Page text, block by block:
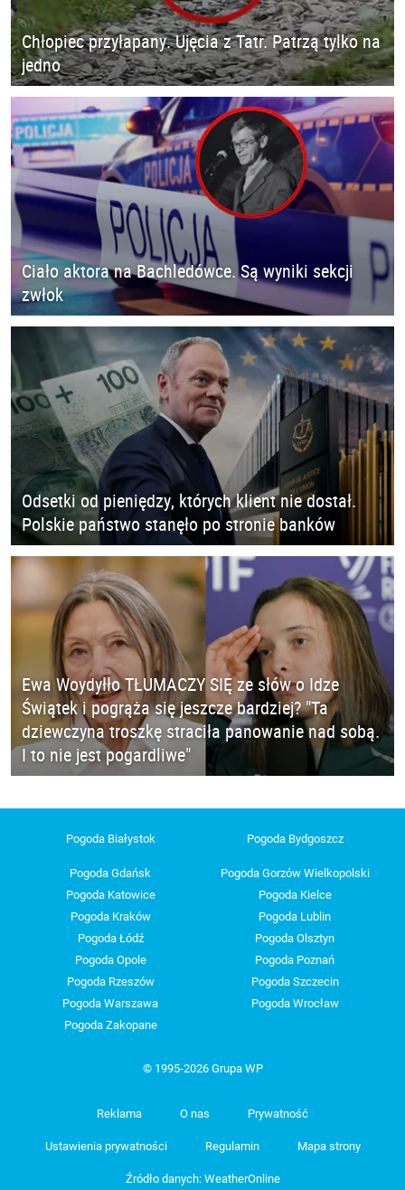
Chłopiec przyłapany. Ujęcia z Tatr. Patrzą tylko na
jedno
Ciało aktora na Bachledówce. Są wyniki sekcji
zwłok
Odsetki od pieniędzy, których klient nie dostał.
Polskie państwo stanęło po stronie banków
Ewa Woydyłło TŁUMACZY SIĘ ze słów o Idze
Świątek i pogrąża się jeszcze bardziej? "Ta
dziewczyna troszkę straciła panowanie nad sobą.
I to nie jest pogardliwe"
Pogoda Białystok Pogoda Bydgoszcz
Pogoda Gdańsk
Pogoda Gorzów Wielkopolski
Pogoda Katowice
Pogoda Kielce
Pogoda Kraków
Pogoda Lublin
Pogoda Łódź
Pogoda Olsztyn
Pogoda Opole
Pogoda Poznań
Pogoda Rzeszów
Pogoda Szczecin
Pogoda Warszawa
Pogoda Wrocław
Pogoda Zakopane
© 1995-2026 Grupa WP
Reklama O nas Prywatność
Ustawienia prywatności Regulamin Mapa strony
Źródło danych: WeatherOnline